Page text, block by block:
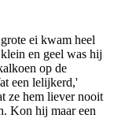
ei kwam heel
en geel was hij
op de
een lelijkerd,'
ze hem liever nooit
Kon hij maar een